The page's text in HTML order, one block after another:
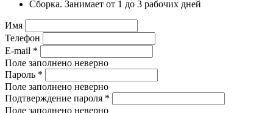
Сборка. Занимает от 1 до 3 рабочих дней
Имя
Телефон
E-mail *
Поле заполнено неверно
Пароль *
Поле заполнено неверно
Подтверждение пароля *
Поле заполнено неверно